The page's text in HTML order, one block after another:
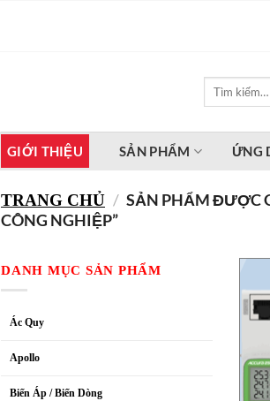
GIỚI THIỆU SẢN PHẨM ỨNG
TRANG CHỦ / SẢN PHẨM ĐƯỢC
CÔNG NGHIỆP”
DANH MỤC SẢN PHẨM
Ác Quy
Apollo
Biến Áp / Biến Dòng